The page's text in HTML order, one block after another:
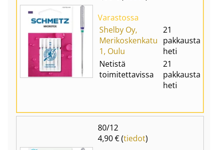
Varastossa
Shelby Oy,
Merikoskenkatu
1, Oulu
21
pakkausta
heti
Netistä
toimitettavissa
21
pakkausta
heti
80/12
4,90 € (tiedot)